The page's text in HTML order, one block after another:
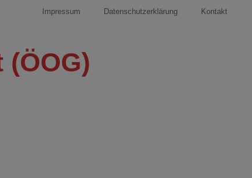
Impressum Datenschutzerklärung Kontakt